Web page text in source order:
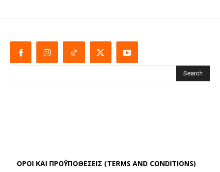
Search
ΌΡΟΙ ΚΑΙ ΠΡΟΫΠΟΘΈΣΕΙΣ (TERMS AND CONDITIONS)